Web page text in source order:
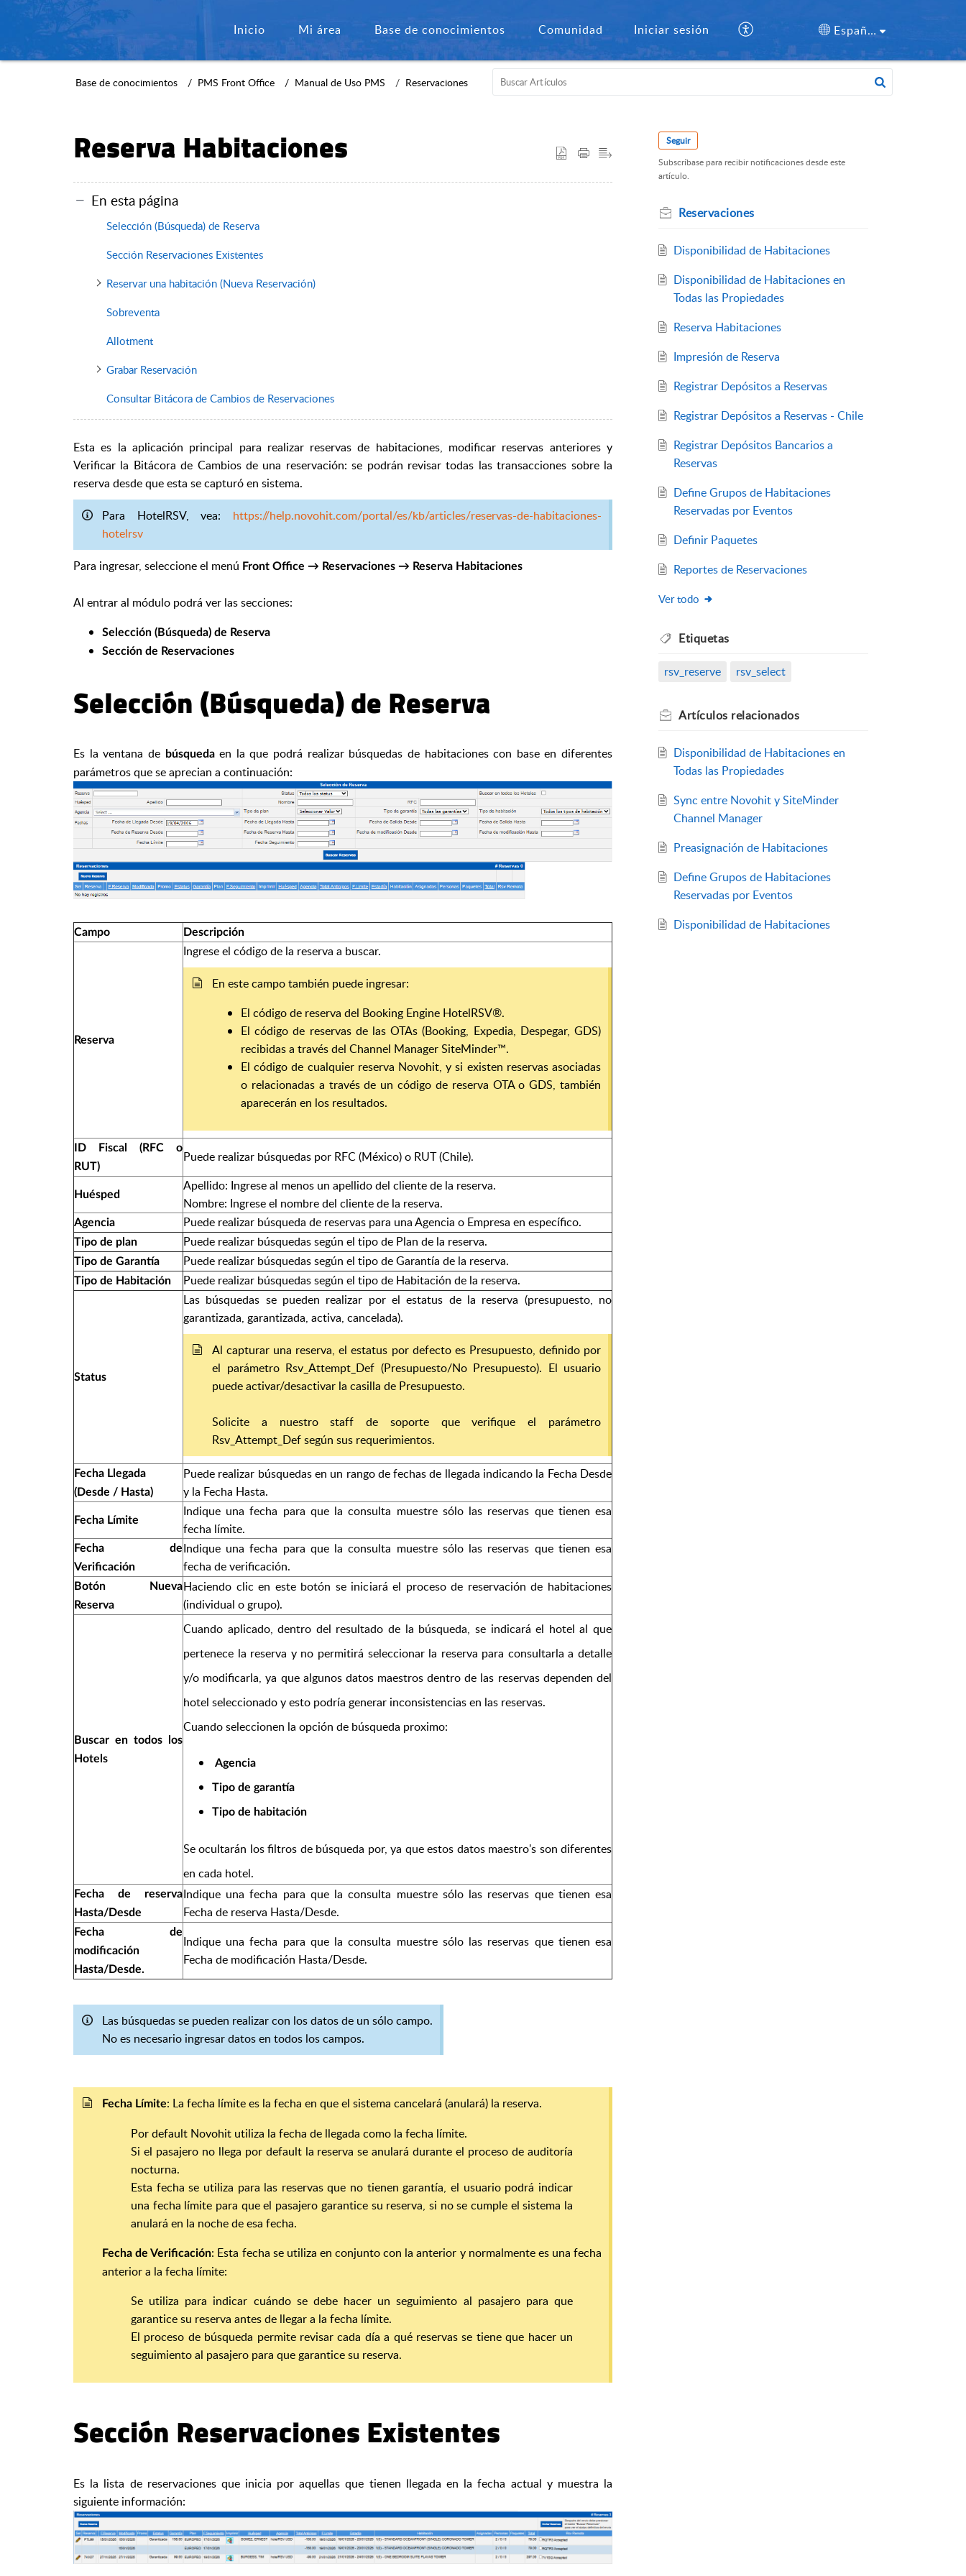
Inicio Mi área Base de conocimientos Comunidad Iniciar sesión Español (España)
Base de conocimientos PMS Front Office Manual de Uso PMS Reservaciones
Reserva Habitaciones
En esta página
Selección (Búsqueda) de Reserva
Sección Reservaciones Existentes
Reservar una habitación (Nueva Reservación)
Sobreventa
Allotment
Grabar Reservación
Consultar Bitácora de Cambios de Reservaciones
Esta es la aplicación principal para realizar reservas de habitaciones, modificar reservas anteriores y
Verificar la Bitácora de Cambios de una reservación: se podrán revisar todas las transacciones sobre la
reserva desde que esta se capturó en sistema.
Para HotelRSV, vea: https://help.novohit.com/portal/es/kb/articles/reservas-de-habitaciones-
hotelrsv
Para ingresar, seleccione el menú Front Office → Reservaciones → Reserva Habitaciones
Al entrar al módulo podrá ver las secciones:
Selección (Búsqueda) de Reserva
Sección de Reservaciones
Selección (Búsqueda) de Reserva
Es la ventana de búsquedaen la que podrá realizar búsquedas de habitaciones con base en diferentes
parámetros que se aprecian a continuación:
Campo Descripción
Reserva
Ingrese el código de la reserva a buscar.
En este campo también puede ingresar:
El código de reserva del Booking Engine HotelRSV®.
El código de reservas de las OTAs (Booking, Expedia, Despegar, GDS)
recibidas a través del Channel Manager SiteMinder™.
El código de cualquier reserva Novohit, y si existen reservas asociadas
o relacionadas a través de un código de reserva OTA o GDS, también
aparecerán en los resultados.
ID Fiscal (RFC o
RUT)
Puede realizar búsquedas por RFC (México) o RUT (Chile).
Huésped
Apellido: Ingrese al menos un apellido del cliente de la reserva.
Nombre: Ingrese el nombre del cliente de la reserva.
Agencia Puede realizar búsqueda de reservas para una Agencia o Empresa en específico.
Tipo de plan Puede realizar búsquedas según el tipo de Plan de la reserva.
Tipo de Garantía Puede realizar búsquedas según el tipo de Garantía de la reserva.
Tipo de Habitación Puede realizar búsquedas según el tipo de Habitación de la reserva.
Status
Las búsquedas se pueden realizar por el estatus de la reserva (presupuesto, no
garantizada, garantizada, activa, cancelada).
Al capturar una reserva, el estatus por defecto es Presupuesto, definido por
el parámetro Rsv_Attempt_Def (Presupuesto/No Presupuesto). El usuario
puede activar/desactivar la casilla de Presupuesto.
Solicite a nuestro staff de soporte que verifique el parámetro
Rsv_Attempt_Def según sus requerimientos.
Fecha Llegada
(Desde / Hasta)
Puede realizar búsquedas en un rango de fechas de llegada indicando la Fecha Desde
y la Fecha Hasta.
Fecha Límite
Indique una fecha para que la consulta muestre sólo las reservas que tienen esa
fecha límite.
Fecha de
Verificación
Indique una fecha para que la consulta muestre sólo las reservas que tienen esa
fecha de verificación.
Botón Nueva
Reserva
Haciendo clic en este botón se iniciará el proceso de reservación de habitaciones
(individual o grupo).
Buscar en todos los
Hotels
Cuando aplicado,dentro del resultado de la búsqueda, se indicará el hotel al que
pertenece la reserva y no permitirá seleccionar la reserva para consultarla a detalle
y/o modificarla, ya que algunos datos maestros dentro de las reservas dependen del
hotel seleccionado y esto podría generar inconsistencias en las reservas.
Cuando seleccionen la opción de búsqueda proximo:
Agencia
Tipo de garantía
Tipo de habitación
Se ocultarán los filtros de búsqueda por, ya que estos datos maestro's son diferentes
en cada hotel.
Fecha de reserva
Hasta/Desde
Indique una fecha para que la consulta muestre sólo las reservas que tienen esa
Fecha de reserva Hasta/Desde.
Fecha de
modificación
Hasta/Desde.
Indique una fecha para que la consulta muestre sólo las reservas que tienen esa
Fecha de modificación Hasta/Desde.
Las búsquedas se pueden realizar con los datos de un sólo campo.
No es necesario ingresar datos en todos los campos.
Fecha Límite: La fecha límite es la fecha en que el sistema cancelará (anulará) la reserva.
Por default Novohit utiliza la fecha de llegada como la fecha límite.
Si el pasajero no llega por default la reserva se anulará durante el proceso de auditoría
nocturna.
Esta fecha se utiliza para las reservas que no tienen garantía, el usuario podrá indicar
una fecha límite para que el pasajero garantice su reserva, si no se cumple el sistema la
anulará en la noche de esa fecha.
Fecha de Verificación: Esta fecha se utiliza en conjunto con la anterior y normalmente es una fecha
anterior a la fecha límite:
Se utiliza para indicar cuándo se debe hacer un seguimiento al pasajero para que
garantice su reserva antes de llegar a la fecha límite.
El proceso de búsqueda permite revisar cada día a qué reservas se tiene que hacer un
seguimiento al pasajero para que garantice su reserva.
Sección Reservaciones Existentes
Es la lista de reservaciones que inicia por aquellas que tienen llegada en la fecha actual y muestra la
siguiente información:
Seguir
Subscríbase para recibir notificaciones desde este
artículo.
Reservaciones
Disponibilidad de Habitaciones
Disponibilidad de Habitaciones en
Todas las Propiedades
Reserva Habitaciones
Impresión de Reserva
Registrar Depósitos a Reservas
Registrar Depósitos a Reservas - Chile
Registrar Depósitos Bancarios a
Reservas
Define Grupos de Habitaciones
Reservadas por Eventos
Definir Paquetes
Reportes de Reservaciones
Ver todo
Etiquetas
rsv_reserve rsv_select
Artículos relacionados
Disponibilidad de Habitaciones en
Todas las Propiedades
Sync entre Novohit y SiteMinder
Channel Manager
Preasignación de Habitaciones
Define Grupos de Habitaciones
Reservadas por Eventos
Disponibilidad de Habitaciones